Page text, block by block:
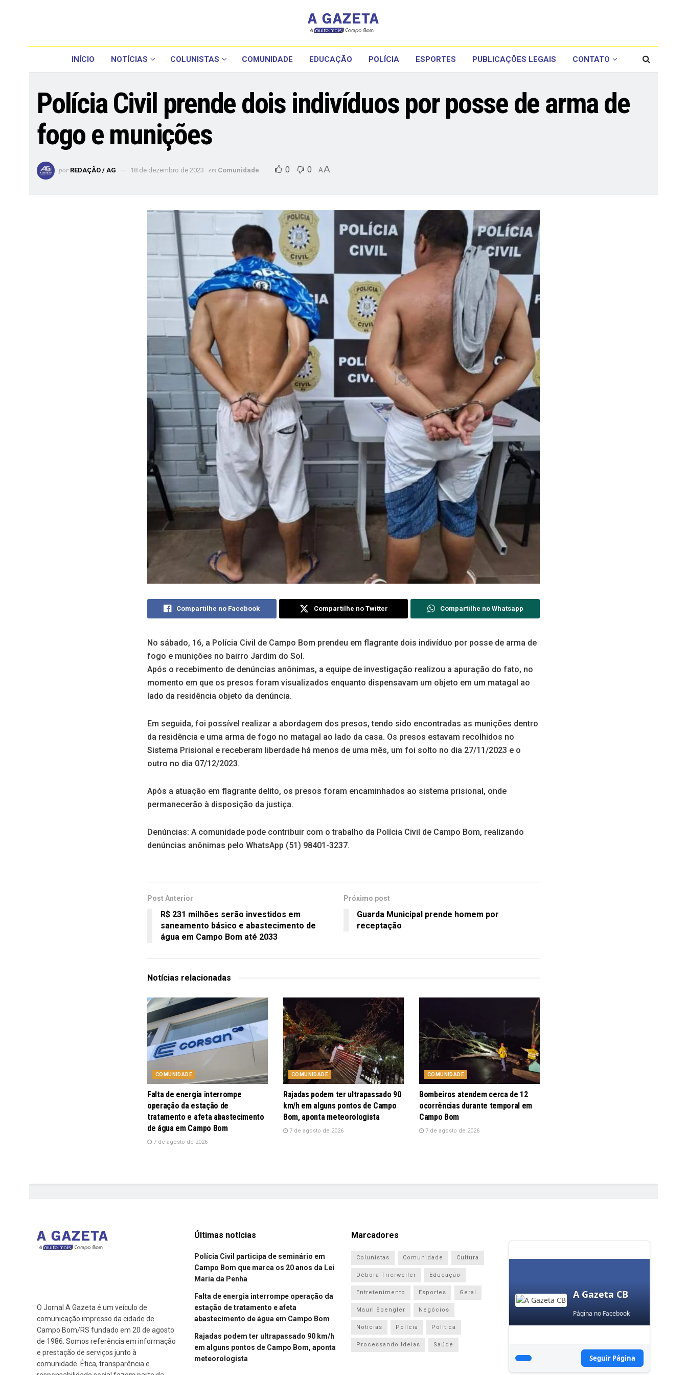
INÍCIO NOTÍCIAS COLUNISTAS COMUNIDADE EDUCAÇÃO POLÍCIA ESPORTES PUBLICAÇÕES LEGAIS CONTATO
Polícia Civil prende dois indivíduos por posse de arma de
fogo e munições
por REDAÇÃO / AG 18 de dezembro de 2023 em Comunidade 0 0 AA
Compartilhe no Facebook Compartilhe no Twitter Compartilhe no Whatsapp
No sábado, 16, a Polícia Civil de Campo Bom prendeu em flagrante dois indivíduo por posse de arma de
fogo e munições no bairro Jardim do Sol.
Após o recebimento de denúncias anônimas, a equipe de investigação realizou a apuração do fato, no
momento em que os presos foram visualizados enquanto dispensavam um objeto em um matagal ao
lado da residência objeto da denúncia.
Em seguida, foi possível realizar a abordagem dos presos, tendo sido encontradas as munições dentro
da residência e uma arma de fogo no matagal ao lado da casa. Os presos estavam recolhidos no
Sistema Prisional e receberam liberdade há menos de uma mês, um foi solto no dia 27/11/2023 e o
outro no dia 07/12/2023.
Após a atuação em flagrante delito, os presos foram encaminhados ao sistema prisional, onde
permanecerão à disposição da justiça.
Denúncias: A comunidade pode contribuir com o trabalho da Polícia Civil de Campo Bom, realizando
denúncias anônimas pelo WhatsApp (51) 98401-3237.
Post Anterior
R$ 231 milhões serão investidos em
saneamento básico e abastecimento de
água em Campo Bom até 2033
Próximo post
Guarda Municipal prende homem por
receptação
Notícias relacionadas
COMUNIDADE
Falta de energia interrompe
operação da estação de
tratamento e afeta abastecimento
de água em Campo Bom
7 de agosto de 2026
COMUNIDADE
Rajadas podem ter ultrapassado 90
km/h em alguns pontos de Campo
Bom, aponta meteorologista
7 de agosto de 2026
COMUNIDADE
Bombeiros atendem cerca de 12
ocorrências durante temporal em
Campo Bom
7 de agosto de 2026
O Jornal A Gazeta é um veículo de
comunicação impresso da cidade de
Campo Bom/RS fundado em 20 de agosto
de 1986. Somos referência em informação
e prestação de serviços junto à
comunidade. Ética, transparência e
Últimas notícias
Polícia Civil participa de seminário em
Campo Bom que marca os 20 anos da Lei
Maria da Penha
Falta de energia interrompe operação da
estação de tratamento e afeta
abastecimento de água em Campo Bom
Rajadas podem ter ultrapassado 90 km/h
em alguns pontos de Campo Bom, aponta
meteorologista
Marcadores
Colunistas Comunidade Cultura
Débora Trierweiler Educação
Entretenimento Esportes Geral
Mauri Spengler Negócios
Notícias Polícia Política
Processando Ideias Saúde
A Gazeta CB
Página no Facebook
Seguir Página